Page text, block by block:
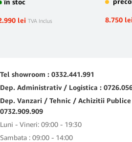
în stoc
lei TVA Inclus 8.750
Tel showroom : 0332.441.991
Dep. Administrativ / Logistica :
Dep. Vanzari / Tehnic / Achizitii
0732.909.909
Luni - Vineri: 09:00 - 19:30
Sambata : 09:00 - 14:00